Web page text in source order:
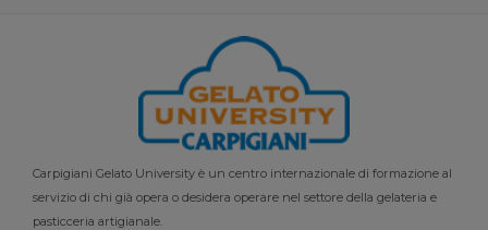
Carpigiani Gelato University è un centro internazionale di formazione al
servizio di chi già opera o desidera operare nel settore della gelateria e
pasticceria artigianale.